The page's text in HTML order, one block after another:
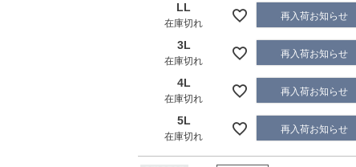
LL
在庫切れ
再入荷お知らせ
3L
在庫切れ
再入荷お知らせ
4L
在庫切れ
再入荷お知らせ
5L
在庫切れ
再入荷お知らせ